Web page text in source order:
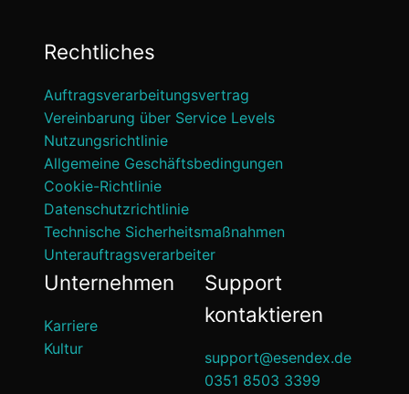
Rechtliches
Auftragsverarbeitungsvertrag
Vereinbarung über Service Levels
Nutzungsrichtlinie
Allgemeine Geschäftsbedingungen
Cookie-Richtlinie
Datenschutzrichtlinie
Technische Sicherheitsmaßnahmen
Unterauftragsverarbeiter
Unternehmen
Karriere
Kultur
Support
kontaktieren
support@esendex.de
0351 8503 3399